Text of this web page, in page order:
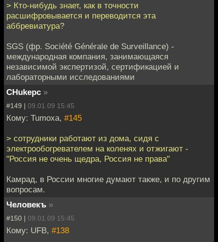
> Кто-нибудь знает, как в точности
расшифровывается и переводится эта
аббревиатура?
SGS (фр. Société Générale de Surveillance) -
международная компания, занимающаяся
независимой экспертизой, сертификацией и
лабораторными исследованиями
CHukepc »
#149 | 09.01.09 15:45
Кому: Tumoxa, #145
> сотрудники работают из дома, сидя с
электрообогревателем на коленях и отжигают -
"Россия не очень щедра, Россия не права"
Камрад, в России многие думают также, и по другим
вопросам.
Человекъ »
#150 | 09.01.09 15:45
Кому: UFB, #138